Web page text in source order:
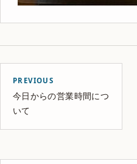
PREVIOUS
今日からの営業時間につ
いて